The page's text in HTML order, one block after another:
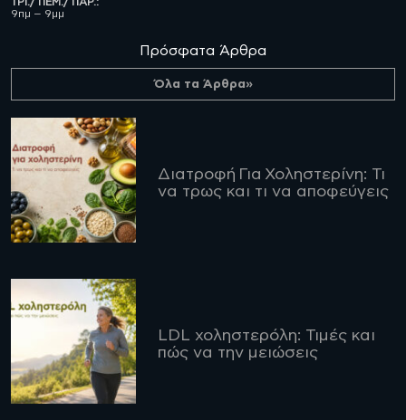
9πμ – 9μμ
Πρόσφατα Άρθρα
Όλα τα Άρθρα»
Διατροφή Για Χοληστερίνη: Τι
να τρως και τι να αποφεύγεις
LDL χοληστερόλη: Τιμές και
πώς να την μειώσεις